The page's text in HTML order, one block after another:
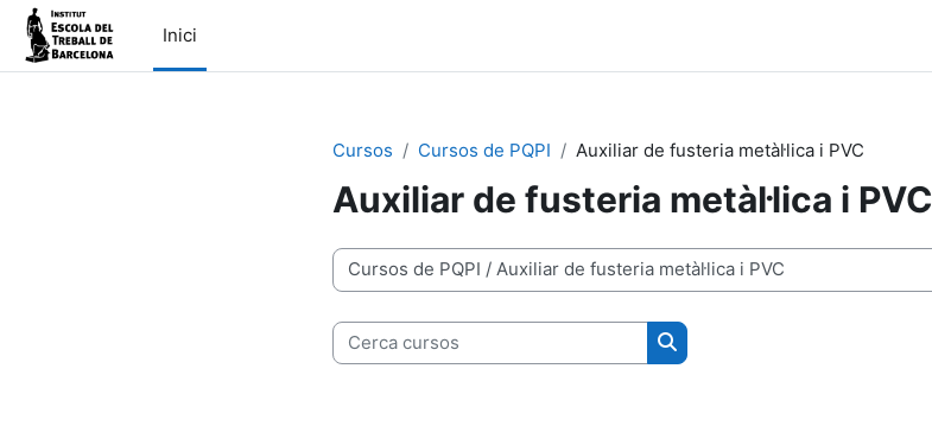
Ves al contingut principal
Inici
Cursos Cursos de PQPI Auxiliar de fusteria metàl·lica i PVC
Auxiliar de fusteria metàl·lica i PVC
Categories de cursos
Cerca cursos
Cerca cursos